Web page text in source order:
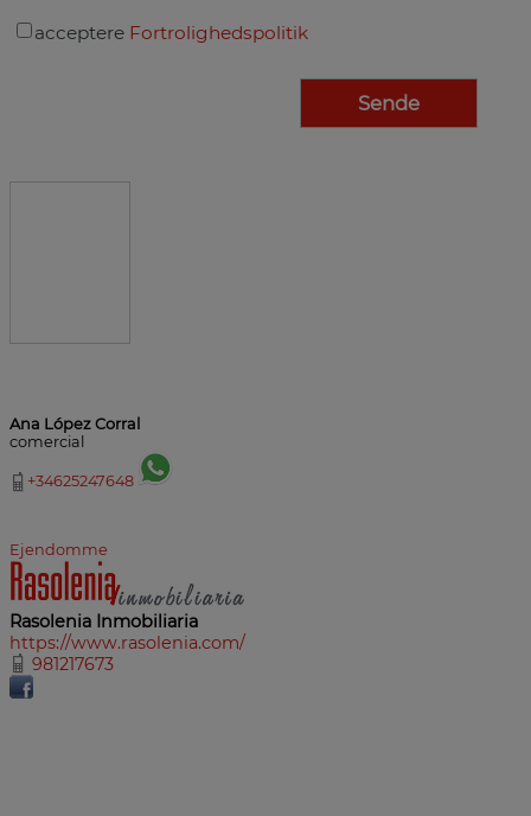
acceptere Fortrolighedspolitik
Ana López Corral
comercial
+34625247648
Ejendomme
Rasolenia Inmobiliaria
https://www.rasolenia.com/
981217673